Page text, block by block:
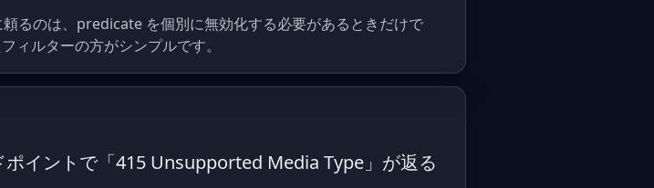
るのは、predicate を個別に無効化する必要があるときだけで
ィルターの方がシンプルです。
イントで「415 Unsupported Media Type」が返る